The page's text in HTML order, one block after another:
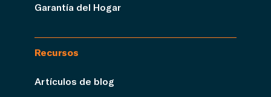
Garantía del Hogar
Recursos
Artículos de blog